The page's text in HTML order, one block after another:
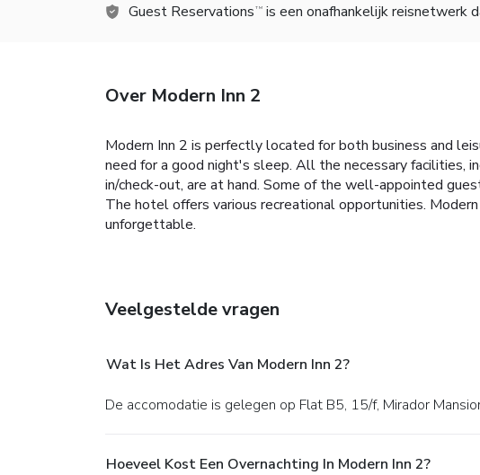
Guest Reservations TM is een onafhankelijk reisnetwerk
Over Modern Inn 2
Modern Inn 2 is perfectly located for both business and
need for a good night's sleep. All the necessary facilities,
in/check-out, are at hand. Some of the well-appointed
The hotel offers various recreational opportunities.
unforgettable.
Veelgestelde vragen
Wat Is Het Adres Van Modern Inn 2?
De accomodatie is gelegen op Flat B5, 15/f, Mirador
Hoeveel Kost Een Overnachting In Modern Inn 2?